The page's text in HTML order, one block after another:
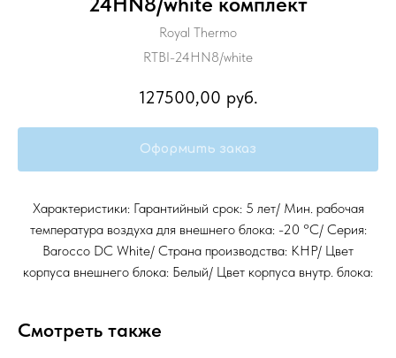
Royal Thermo
RTBI-24HN8/white
127500,00 руб.
Оформить заказ
Характеристики: Гарантийный срок: 5 лет/ Мин. рабочая
температура воздуха для внешнего блока: -20 °С/ Серия:
Barocco DC White/ Страна производства: КНР/ Цвет
корпуса внешнего блока: Белый/ Цвет корпуса внутр. блока:
Смотреть также